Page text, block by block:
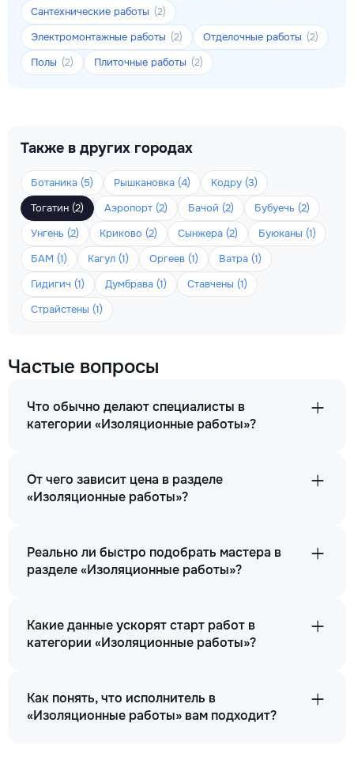
Сантехнические работы (2)
Электромонтажные работы (2) Отделочные работы (2)
Полы (2) Плиточные работы (2)
Также в других городах
Ботаника (5) Рышкановка (4)
Кодру (3)
Тогатин (2)
Аэропорт (2) Бачой (2)
Бубуечь (2)
Унгень (2)
Криково (2) Сынжера (2)
Буюканы (1)
БАМ (1)
Кагул (1) Оргеев (1)
Ватра (1)
Гидигич (1)
Думбрава (1)
Ставчены (1)
Страйстены (1)
Частые вопросы
Что обычно делают специалисты в
категории «Изоляционные работы»?
От чего зависит цена в разделе
«Изоляционные работы»?
Реально ли быстро подобрать мастера в
разделе «Изоляционные работы»?
Какие данные ускорят старт работ в
категории «Изоляционные работы»?
Как понять, что исполнитель в
«Изоляционные работы» вам подходит?